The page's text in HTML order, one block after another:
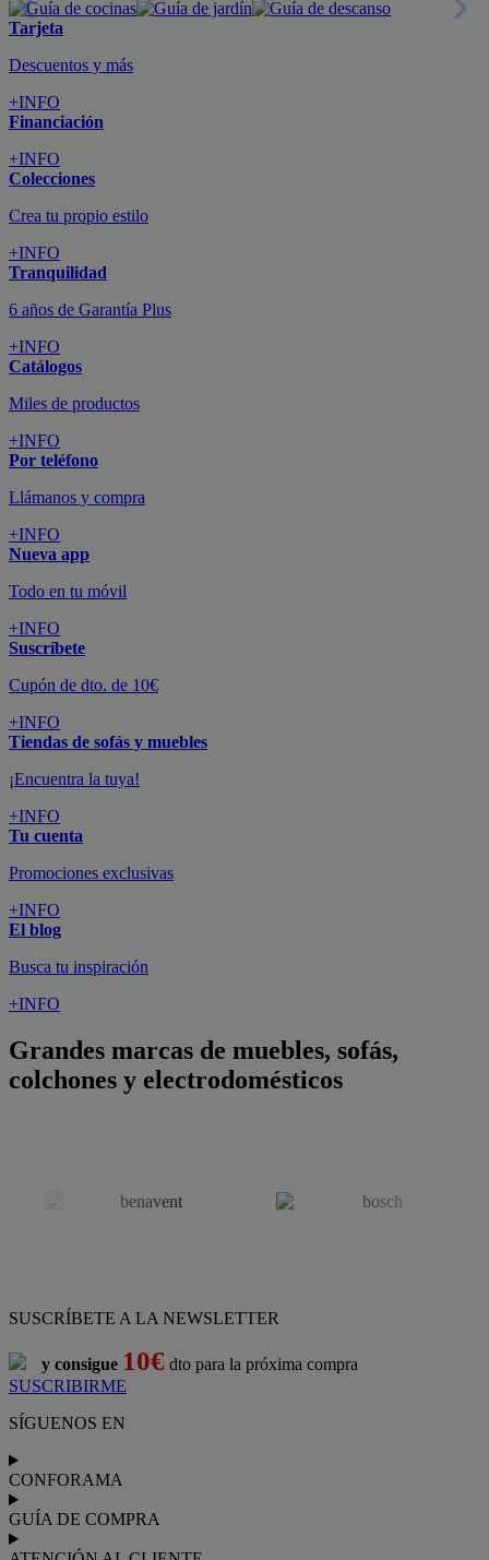
Tarjeta
Descuentos y más
+INFO
Financiación
+INFO
Colecciones
Crea tu propio estilo
+INFO
Tranquilidad
6 años de Garantía Plus
+INFO
Catálogos
Miles de productos
+INFO
Por teléfono
Llámanos y compra
+INFO
Nueva app
Todo en tu móvil
+INFO
Suscríbete
Cupón de dto. de 10€
+INFO
Tiendas de sofás y muebles
¡Encuentra la tuya!
+INFO
Tu cuenta
Promociones exclusivas
+INFO
El blog
Busca tu inspiración
+INFO
Grandes marcas de muebles, sofás,
colchones y electrodomésticos
SUSCRÍBETE A LA NEWSLETTER
y consigue 10€ dto para la próxima compra
SUSCRIBIRME
SÍGUENOS EN
CONFORAMA
GUÍA DE COMPRA